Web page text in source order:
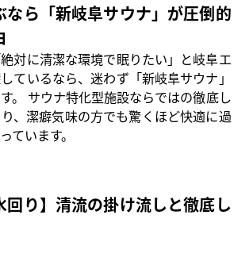
なら「新岐阜サウナ」が圧倒的
対に清潔な環境で眠りたい」と岐阜エ
ているなら、迷わず「新岐阜サウナ」
。 サウナ特化型施設ならではの徹底し
、潔癖気味の方でも驚くほど快適に過
ています。
回り】清流の掛け流しと徹底し